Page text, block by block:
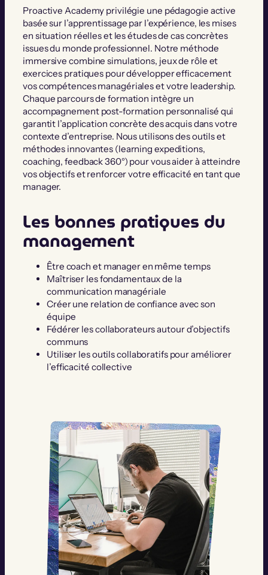
Proactive Academy privilégie une pédagogie active
basée sur l’apprentissage par l’expérience, les mises
en situation réelles et les études de cas concrètes
issues du monde professionnel. Notre méthode
immersive combine simulations, jeux de rôle et
exercices pratiques pour développer efficacement
vos compétences managériales et votre leadership.
Chaque parcours de formation intègre un
accompagnement post-formation personnalisé qui
garantit l’application concrète des acquis dans votre
contexte d’entreprise. Nous utilisons des outils et
méthodes innovantes (learning expeditions,
coaching, feedback 360°) pour vous aider à atteindre
vos objectifs et renforcer votre efficacité en tant que
manager.
Les bonnes pratiques du
management
Être coach et manager en même temps
Maîtriser les fondamentaux de la
communication managériale
Créer une relation de confiance avec son
équipe
Fédérer les collaborateurs autour d’objectifs
communs
Utiliser les outils collaboratifs pour améliorer
l’efficacité collective